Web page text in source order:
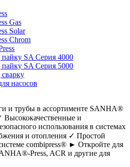
Gas
Solar
Chrom
SA Серия 4000
SA Серия 5000
насосов
и трубы в ассортименте SANHA®
Высококачественные и
использования в системах
и отопления ✓ Простой
combipress® ► Откройте для
Press, ACR и другие для